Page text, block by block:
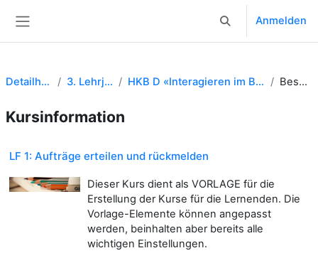
Sucheingabe
Anmelden
Detailhandel EFZ 3. Lehrjahr 23 DHF HKB D «Interagieren im Betrieb und in der Branche» Beschreibung
Kursinformation
LF 1: Aufträge erteilen und rückmelden
Dieser Kurs dient als VORLAGE für die
Erstellung der Kurse für die Lernenden. Die
Vorlage-Elemente können angepasst
werden, beinhalten aber bereits alle
wichtigen Einstellungen.